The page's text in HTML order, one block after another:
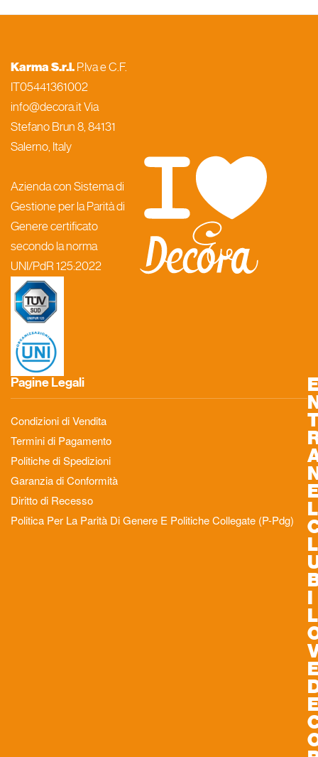
Karma S.r.l. P.Iva e C.F.
IT05441361002
info@decora.it Via
Stefano Brun 8, 84131
Salerno, Italy
Azienda con Sistema di
Gestione per la Parità di
Genere certificato
secondo la norma
UNI/PdR 125:2022
Pagine Legali
Condizioni di Vendita
Termini di Pagamento
Politiche di Spedizioni
Garanzia di Conformità
Diritto di Recesso
Politica Per La Parità Di Genere E Politiche Collegate (P-Pdg)
L
L
I
L